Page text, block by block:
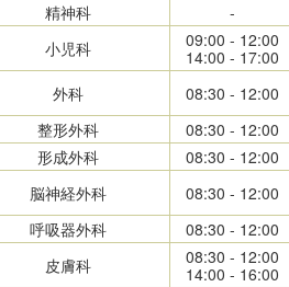
精神科
-
小児科
09:00 - 12:00
14:00 - 17:00
外科 08:30 - 12:00
整形外科
08:30 - 12:00
形成外科
08:30 - 12:00
脳神経外科
08:30 - 12:00
呼吸器外科
08:30 - 12:00
皮膚科
08:30 - 12:00
14:00 - 16:00